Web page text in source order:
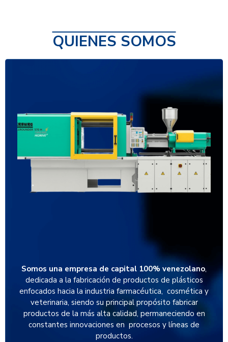
QUIENES SOMOS
Somos una empresa de capital 100% venezolano,
dedicada a la fabricación de productos de plásticos
enfocados hacia la industria farmacéutica, cosmética y
veterinaria, siendo su principal propósito fabricar
productos de la más alta calidad, permaneciendo en
constantes innovaciones en procesos y líneas de
productos.